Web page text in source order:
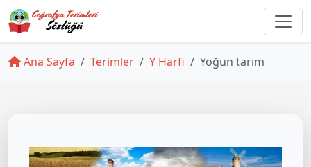
Ana Sayfa Terimler Y Harfi Yoğun tarım